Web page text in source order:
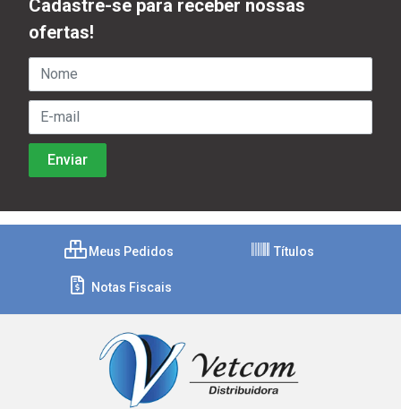
Cadastre-se para receber nossas
ofertas!
Meus Pedidos Títulos
Notas Fiscais